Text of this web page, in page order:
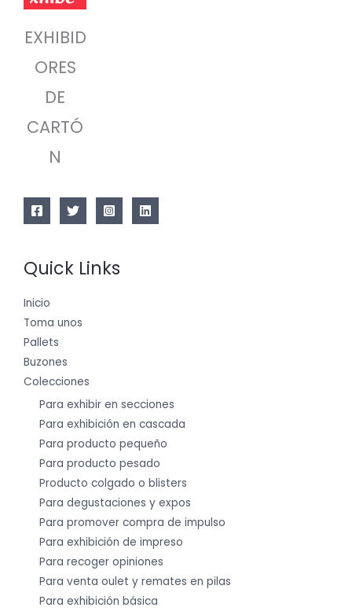
EXHIBID
ORES
DE
CARTÓ
N
Quick Links
Inicio
Toma unos
Pallets
Buzones
Colecciones
Para exhibir en secciones
Para exhibición en cascada
Para producto pequeño
Para producto pesado
Producto colgado o blisters
Para degustaciones y expos
Para promover compra de impulso
Para exhibición de impreso
Para recoger opiniones
Para venta oulet y remates en pilas
Para exhibición básica